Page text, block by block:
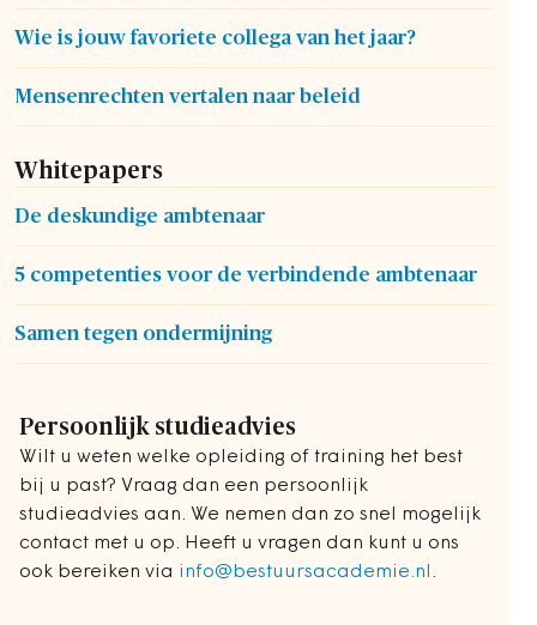
Wie is jouw favoriete collega van het jaar?
Mensenrechten vertalen naar beleid
Whitepapers
De deskundige ambtenaar
5 competenties voor de verbindende ambtenaar
Samen tegen ondermijning
Persoonlijk studieadvies
Wilt u weten welke opleiding of training het best
bij u past? Vraag dan een persoonlijk
studieadvies aan. We nemen dan zo snel mogelijk
contact met u op. Heeft u vragen dan kunt u ons
ook bereiken via info@bestuursacademie.nl .